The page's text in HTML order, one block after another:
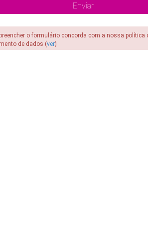
o formulário concorda com a nossa política
de dados (ver)